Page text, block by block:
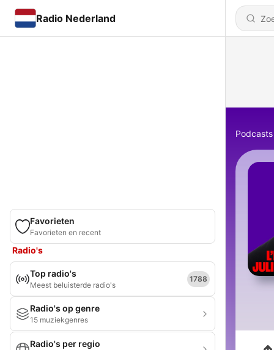
Radio Nederland
Favorieten
Favorieten en recent
Radio's
Top radio's
Meest beluisterde radio's
1788
Radio's op genre
15 muziekgenres
Radio's per regio
Podcasts